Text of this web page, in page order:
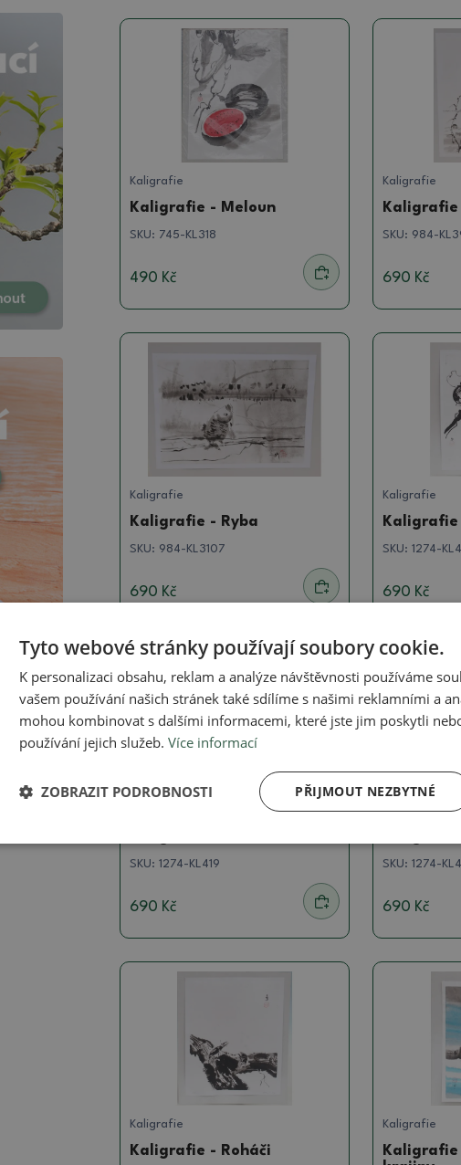
Kaligrafie
Kaligrafie - Meloun
SKU: 745-KL318
490 Kč
Kaligrafie
Kaligrafie
SKU: 984-
690 Kč
Kaligrafie
Kaligrafie - Ryba
SKU: 984-KL3107
690 Kč
Kaligrafie
Kaligrafie
SKU: 1274-
690 Kč
SKU: 1274-KL419
690 Kč
Kaligrafie
SKU: 1274-
690 Kč
Kaligrafie
Kaligrafie - Roháči
Kaligrafie
Kaligrafie
Tyto webové stránky používají soubory cookie.
K personalizaci obsahu, reklam a analýze návštěvnosti používáme
vašem používání našich stránek také sdílíme s našimi reklamními a
mohou kombinovat s dalšími informacemi, které jste jim poskytli
používání jejich služeb. Více informací
PŘIJMOUT NEZBYTNÉ
ZOBRAZIT PODROBNOSTI